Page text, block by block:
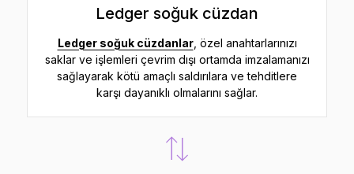
Ledger soğuk cüzdan
Ledger soğuk cüzdanlar, özel anahtarlarınızı
saklar ve işlemleri çevrim dışı ortamda imzalamanızı
sağlayarak kötü amaçlı saldırılara ve tehditlere
karşı dayanıklı olmalarını sağlar.